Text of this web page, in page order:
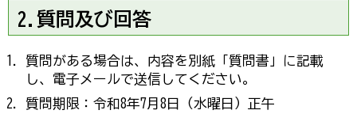
2.質問及び回答
質問がある場合は、内容を別紙「質問書」に記載
し、電子メールで送信してください。
質問期限：令和8年7月8日（水曜日）正午